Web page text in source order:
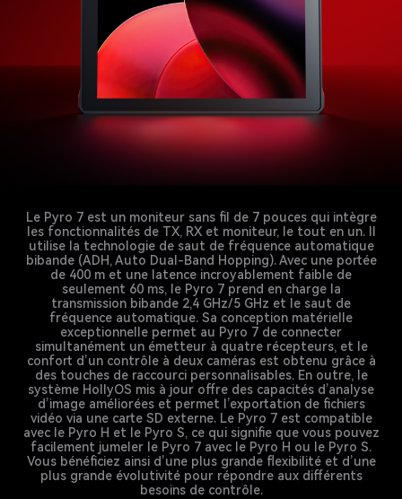
Le Pyro 7 est un moniteur sans fil de 7 pouces qui intègre
les fonctionnalités de TX, RX et moniteur, le tout en un. Il
utilise la technologie de saut de fréquence automatique
bibande (ADH, Auto Dual-Band Hopping). Avec une portée
de 400 m et une latence incroyablement faible de
seulement 60 ms, le Pyro 7 prend en charge la
transmission bibande 2,4 GHz/5 GHz et le saut de
fréquence automatique. Sa conception matérielle
exceptionnelle permet au Pyro 7 de connecter
simultanément un émetteur à quatre récepteurs, et le
confort d’un contrôle à deux caméras est obtenu grâce à
des touches de raccourci personnalisables. En outre, le
système HollyOS mis à jour offre des capacités d’analyse
d’image améliorées et permet l’exportation de fichiers
vidéo via une carte SD externe. Le Pyro 7 est compatible
avec le Pyro H et le Pyro S, ce qui signifie que vous pouvez
facilement jumeler le Pyro 7 avec le Pyro H ou le Pyro S.
Vous bénéficiez ainsi d’une plus grande flexibilité et d’une
plus grande évolutivité pour répondre aux différents
besoins de contrôle.